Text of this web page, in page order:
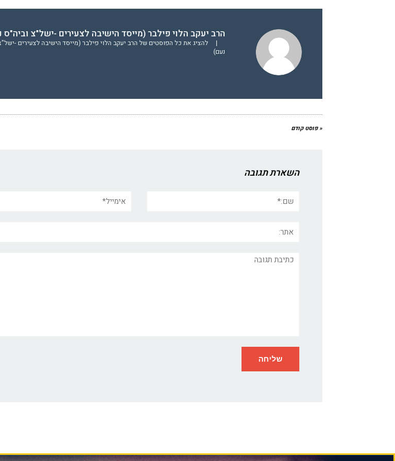
הרב יעקב הלוי פילבר (מייסד הישיבה לצעירים -ישל"צ וביה"ס
|
להציג את כל הפוסטים של הרב יעקב הלוי פילבר (מייסד הישיבה לצעירים -
נעם)
« פוסט קודם
השארת תגובה
תגובה